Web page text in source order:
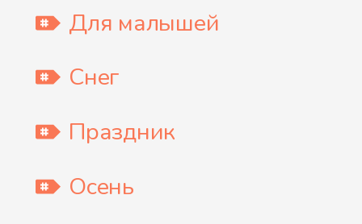
Для малышей
Снег
Праздник
Осень